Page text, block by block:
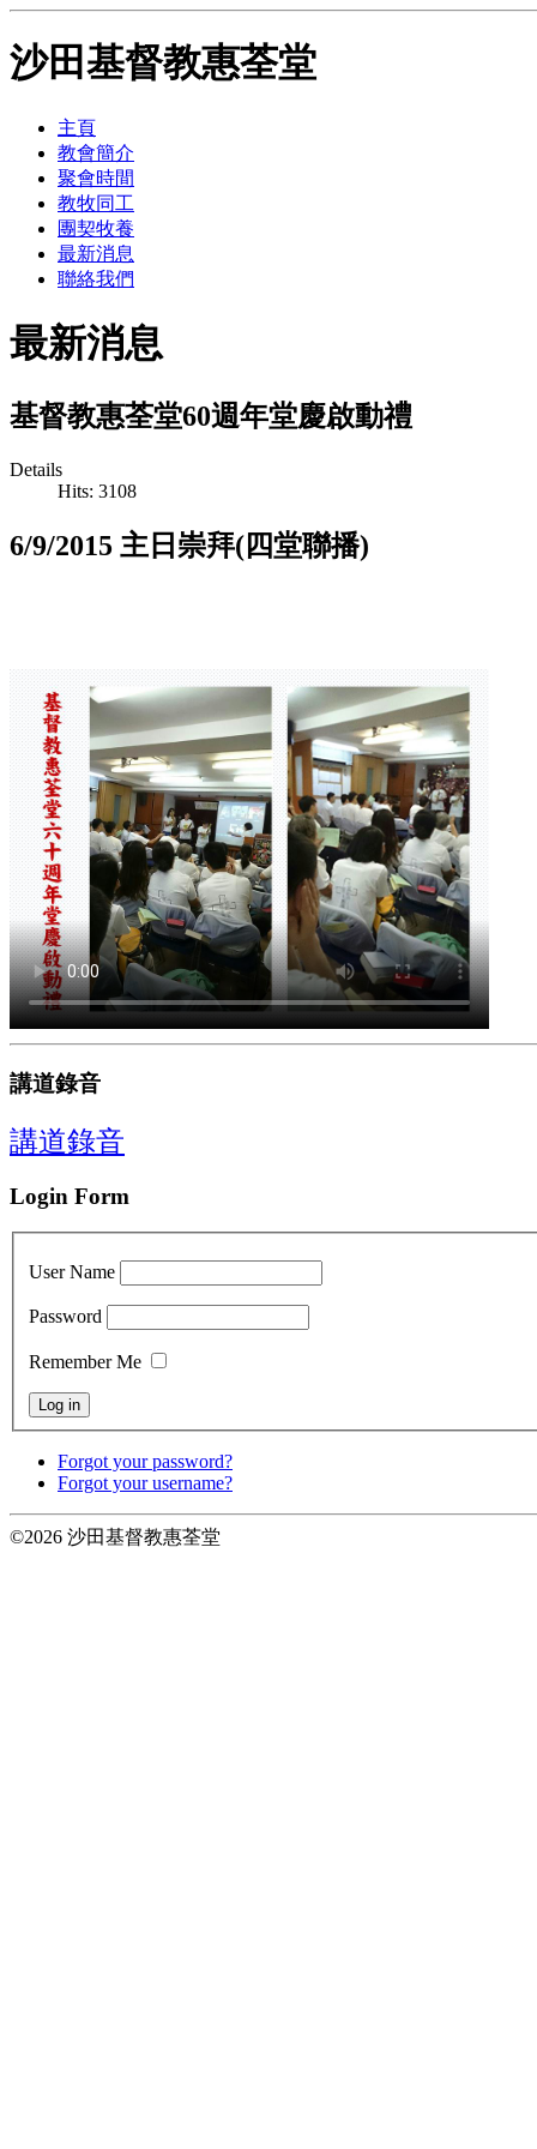
沙田基督教惠荃堂
主頁
教會簡介
聚會時間
教牧同工
團契牧養
最新消息
聯絡我們
最新消息
基督教惠荃堂60週年堂慶啟動禮
Details
Hits: 3108
6/9/2015 主日崇拜(四堂聯播)
講道錄音
講道錄音
Login Form
User Name
Password
Remember Me
Forgot your password?
Forgot your username?
©2026 沙田基督教惠荃堂